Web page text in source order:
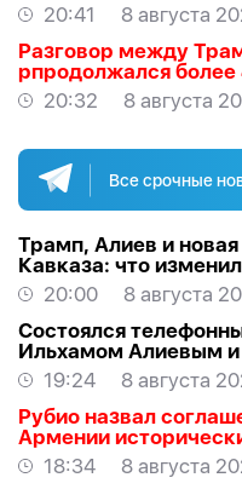
20:41
8 августа
Разговор между
рпродолжался более
20:32
8 августа
Все срочные
Трамп, Алиев и
Кавказа: что
ВЗГЛЯД
20:00
8 августа
Состоялся
Ильхамом Алиевым
19:24
8 августа
Рубио назвал
Армении
18:34
8 августа